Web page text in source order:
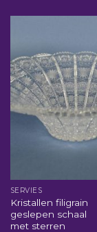
SERVIES
Kristallen filigrain
geslepen schaal
met sterren